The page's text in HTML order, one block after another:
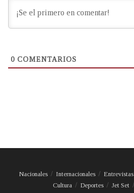
0 COMENTARIOS
Nacionales Internacionales Entrevistas
Cultura
Deportes Jet Set